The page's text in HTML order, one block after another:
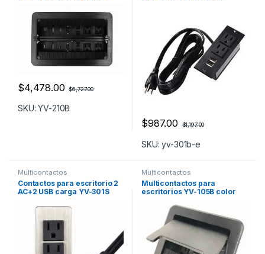
Conectividad
$4,478.00 $6,727.00
SKU: YV-210B
$987.00 $1,197.00
SKU: yv-301b-e
Multicontactos
Contactos para escritorio 2
AC+2 USB carga YV-301S
Multicontactos
Multicontactos para
escritorios YV-105B color